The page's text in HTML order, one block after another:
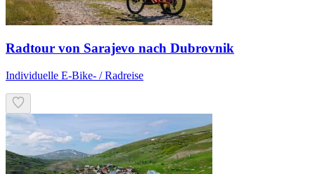
Radtour von Sarajevo nach Dubrovnik
Individuelle E-Bike- / Radreise